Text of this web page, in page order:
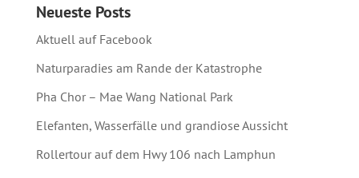
Neueste Posts
Aktuell auf Facebook
Naturparadies am Rande der Katastrophe
Pha Chor – Mae Wang National Park
Elefanten, Wasserfälle und grandiose Aussicht
Rollertour auf dem Hwy 106 nach Lamphun